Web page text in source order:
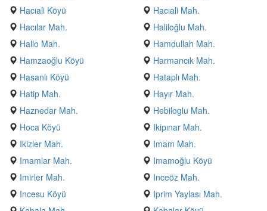
Hacıali Köyü
Hacıali Mah.
Hacılar Mah.
Haliloğlu Mah.
Hallo Mah.
Hamdullah Mah.
Hamzaoğlu Köyü
Harmancık Mah.
Hasanlı Köyü
Hataplı Mah.
Hatip Mah.
Hayır Mah.
Haznedar Mah.
Hebiloglu Mah.
Hoca Köyü
Ikipınar Mah.
Ikizler Mah.
Imam Mah.
Imamlar Mah.
Imamoğlu Köyü
Imirler Mah.
Inceöz Mah.
Incesu Köyü
Iprim Yaylası Mah.